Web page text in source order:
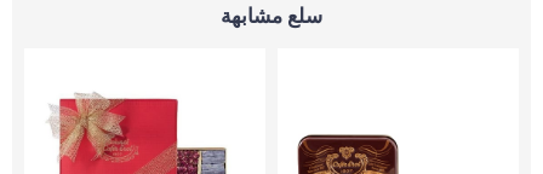
سلع مشابهة